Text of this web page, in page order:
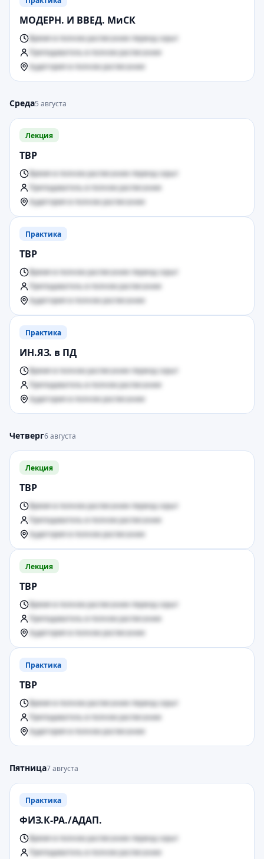
МОДЕРН. И ВВЕД. МиСК
Время в полном расписании период скрыт
Преподаватель в полном расписании
Аудитория в полном расписании
Среда5 августа
Лекция
ТВР
Время в полном расписании период скрыт
Преподаватель в полном расписании
Аудитория в полном расписании
Практика
ТВР
Время в полном расписании период скрыт
Преподаватель в полном расписании
Аудитория в полном расписании
Практика
ИН.ЯЗ. в ПД
Время в полном расписании период скрыт
Преподаватель в полном расписании
Аудитория в полном расписании
Четверг6 августа
Лекция
ТВР
Время в полном расписании период скрыт
Преподаватель в полном расписании
Аудитория в полном расписании
Лекция
ТВР
Время в полном расписании период скрыт
Преподаватель в полном расписании
Аудитория в полном расписании
Практика
ТВР
Время в полном расписании период скрыт
Преподаватель в полном расписании
Аудитория в полном расписании
Пятница7 августа
Практика
ФИЗ.К-РА./АДАП.
Время в полном расписании период скрыт
Преподаватель в полном расписании